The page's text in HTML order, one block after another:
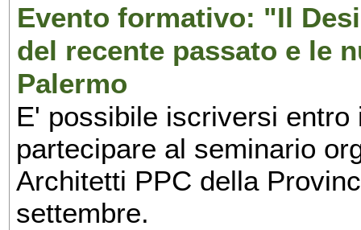
Evento formativo: "Il
del recente passato e le
Palermo
E' possibile iscriversi
partecipare al seminario
Architetti PPC della
settembre.